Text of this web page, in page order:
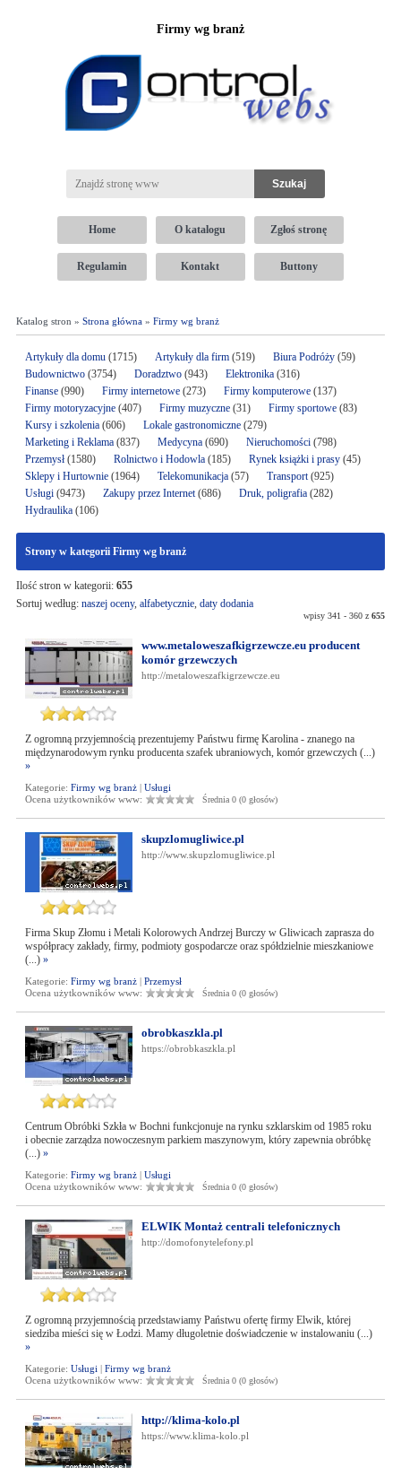
Firmy wg branż
Home O katalogu Zgłoś stronę
Regulamin Kontakt Buttony
Katalog stron » Strona główna» Firmy wg branż
Artykuły dla domu(1715) Artykuły dla firm(519) Biura Podróży(59)
Budownictwo(3754) Doradztwo(943) Elektronika (316)
Finanse(990) Firmy internetowe (273) Firmy komputerowe(137)
Firmy motoryzacyjne(407) Firmy muzyczne(31) Firmy sportowe(83)
Kursy i szkolenia(606) Lokale gastronomiczne(279)
Marketing i Reklama(837) Medycyna(690) Nieruchomości(798)
Przemysł(1580) Rolnictwo i Hodowla(185) Rynek książki i prasy(45)
Sklepy i Hurtownie(1964) Telekomunikacja(57) Transport(925)
Usługi(9473) Zakupy przez Internet(686) Druk, poligrafia(282)
Hydraulika(106)
Strony w kategorii Firmy wg branż
Ilość stron w kategorii: 655
Sortuj według: naszej oceny, alfabetycznie, daty dodania
wpisy 341 - 360 z655
www.metaloweszafkigrzewcze.eu producent
komór grzewczych
http://metaloweszafkigrzewcze.eu
Z ogromną przyjemnością prezentujemy Państwu firmę Karolina - znanego na
międzynarodowym rynku producenta szafek ubraniowych, komór grzewczych (...)
»
Kategorie: Firmy wg branż| Usługi
Ocena użytkowników www:
Średnia 0 (0 głosów)
skupzlomugliwice.pl
http://www.skupzlomugliwice.pl
Firma Skup Złomu i Metali Kolorowych Andrzej Burczy w Gliwicach zaprasza do
współpracy zakłady, firmy, podmioty gospodarcze oraz spółdzielnie mieszkaniowe
(...) »
Kategorie: Firmy wg branż| Przemysł
Ocena użytkowników www:
Średnia 0 (0 głosów)
obrobkaszkla.pl
https://obrobkaszkla.pl
Centrum Obróbki Szkła w Bochni funkcjonuje na rynku szklarskim od 1985 roku
i obecnie zarządza nowoczesnym parkiem maszynowym, który zapewnia obróbkę
(...) »
Kategorie: Firmy wg branż| Usługi
Ocena użytkowników www:
Średnia 0 (0 głosów)
ELWIK Montaż centrali telefonicznych
http://domofonytelefony.pl
Z ogromną przyjemnością przedstawiamy Państwu ofertę firmy Elwik, której
siedziba mieści się w Łodzi. Mamy długoletnie doświadczenie w instalowaniu (...)
»
Kategorie: Usługi | Firmy wg branż
Ocena użytkowników www:
Średnia 0 (0 głosów)
http://klima-kolo.pl
https://www.klima-kolo.pl